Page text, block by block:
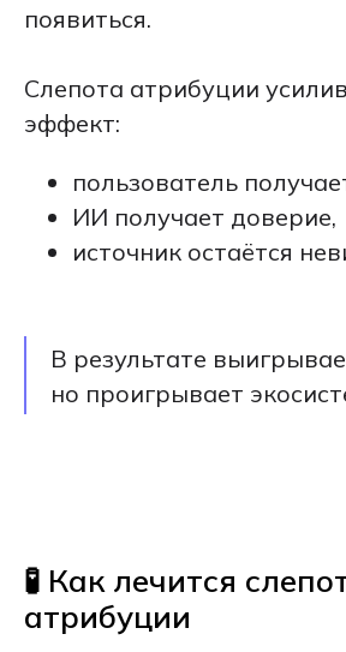
появиться.
Слепота атрибуции
эффект:
пользователь
ИИ получает доверие,
источник остаётся
В результате
но проигрывает
🧪 Как лечится
атрибуции